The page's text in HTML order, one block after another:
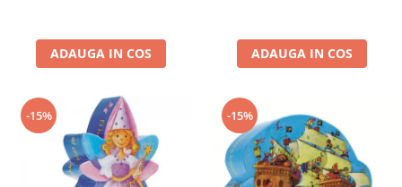
ADAUGA IN COS ADAUGA IN COS
-15% -15%